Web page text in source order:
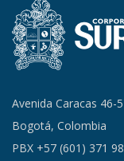
Avenida Caracas 46-
Bogotá, Colombia
PBX +57 (601) 371